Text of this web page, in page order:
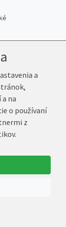
a
na
o používaní
z